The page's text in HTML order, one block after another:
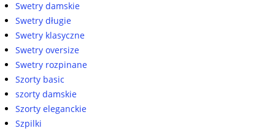
Swetry damskie
Swetry długie
Swetry klasyczne
Swetry oversize
Swetry rozpinane
Szorty basic
szorty damskie
Szorty eleganckie
Szpilki